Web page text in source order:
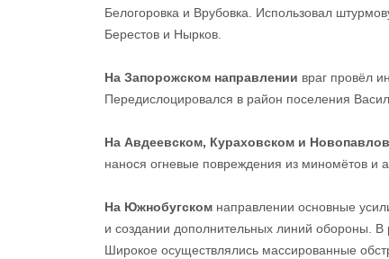
Белогоровка и Врубовка. Использовал
Берестов и Нырков.
На Запорожском направлении враг провёл
Передислоцировался в район поселения
На Авдеевском, Кураховском и
нанося огневые повреждения из миномётов и
На Южнобугском направлении основные
и создании дополнительных линий обороны. В
Широкое осуществлялись массированные